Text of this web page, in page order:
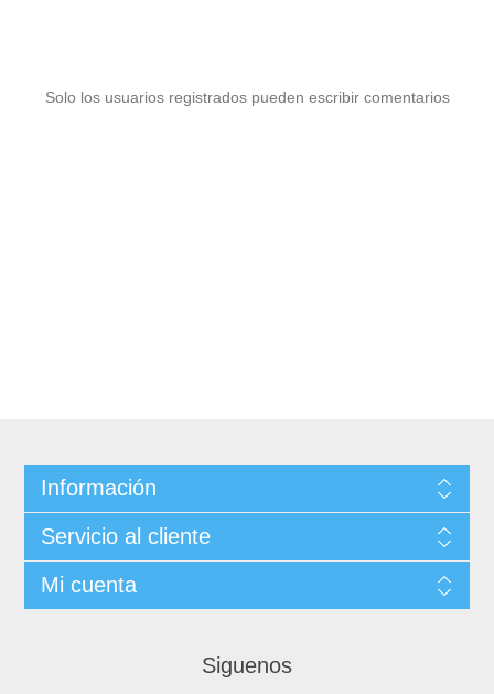
Solo los usuarios registrados pueden escribir comentarios
Información
Servicio al cliente
Mi cuenta
Siguenos